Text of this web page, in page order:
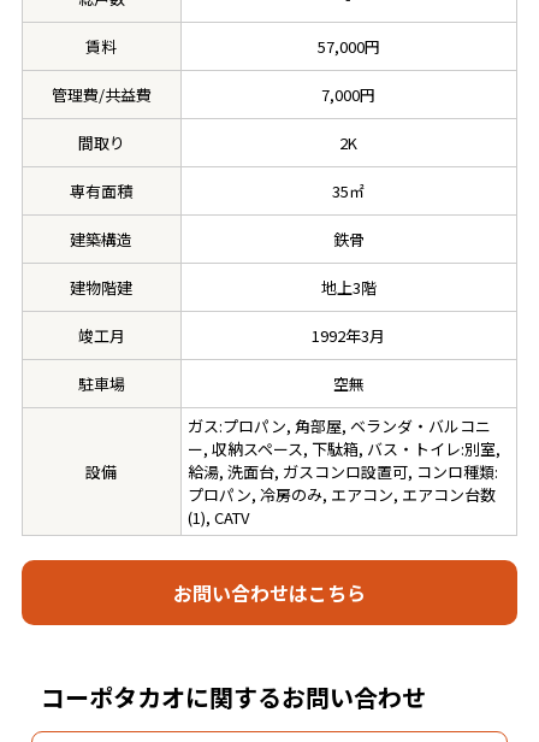
賃料 57,000円
管理費/共益費 7,000円
間取り 2K
専有面積 35㎡
建築構造 鉄骨
建物階建 地上3階
竣工月 1992年3月
駐車場 空無
設備
ガス:プロパン, 角部屋, ベランダ・バルコニ
ー, 収納スペース, 下駄箱, バス・トイレ:別室,
給湯, 洗面台, ガスコンロ設置可, コンロ種類:
プロパン, 冷房のみ, エアコン, エアコン台数
(1), CATV
お問い合わせはこちら
コーポタカオに関するお問い合わせ